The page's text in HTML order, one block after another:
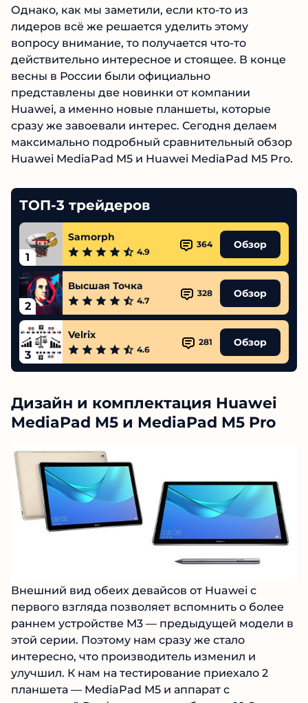
Однако, как мы заметили, если кто-то из
лидеров всё же решается уделить этому
вопросу внимание, то получается что-то
действительно интересное и стоящее. В конце
весны в России были официально
представлены две новинки от компании
Huawei, а именно новые планшеты, которые
сразу же завоевали интерес. Сегодня делаем
максимально подробный сравнительный обзор
Huawei MediaPad M5 и Huawei MediaPad M5 Pro.
ТОП-3 трейдеров
1
Samorph
4.9
364 Обзор
2
Высшая Точка
4.7
328 Обзор
3
Velrix
4.6
281 Обзор
Дизайн и комплектация Huawei
MediaPad M5 и MediaPad M5 Pro
Внешний вид обеих девайсов от Huawei с
первого взгляда позволяет вспомнить о более
раннем устройстве M3 — предыдущей модели в
этой серии. Поэтому нам сразу же стало
интересно, что производитель изменил и
улучшил. К нам на тестирование приехало 2
планшета — MediaPad M5 и аппарат с